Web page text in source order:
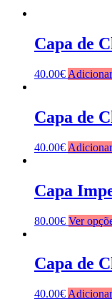
Capa de
40.00€ Adicionar
Capa de
40.00€ Adicionar
Capa
80.00€ Ver
Capa de
40.00€ Adicionar